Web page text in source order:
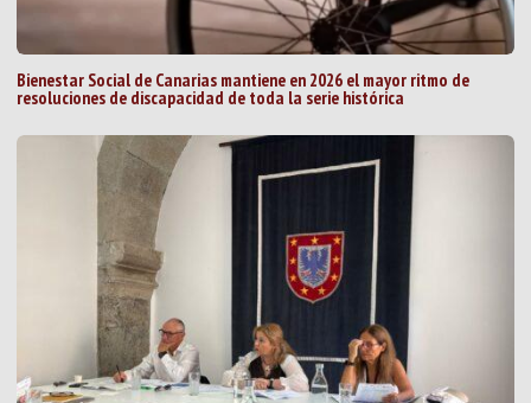
Bienestar Social de Canarias mantiene en 2026 el mayor ritmo de
resoluciones de discapacidad de toda la serie histórica